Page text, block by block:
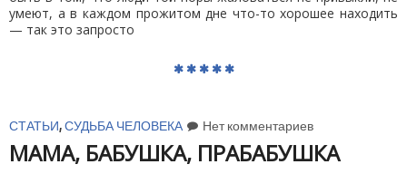
умеют, а в каждом прожитом дне что-то хорошее находить
— так это запросто
СТАТЬИ,СУДЬБА ЧЕЛОВЕКА Нет комментариев
МАМА, БАБУШКА, ПРАБАБУШКА